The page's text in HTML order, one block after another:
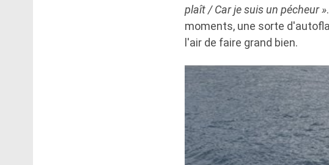
plaît / Car je suis un pécheur »
moments, une sorte
l'air de faire grand bien.